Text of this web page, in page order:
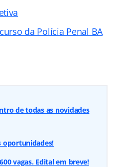
da Polícia Penal BA
de todas as novidades
oportunidades!
vagas. Edital em breve!